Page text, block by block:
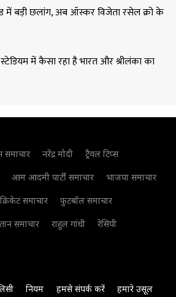
में बड़ी छलांग, अब ऑस्कर विजेता रसेल क्रो के
में कैसा रहा है भारत और श्रीलंका का
समाचार नरेंद्र मोदी
ट्रैवल टिप्स
आम आदमी पार्टी समाचार
भाजपा समाचार
क्रिकेट समाचार
फुटबॉल समाचार
समाचार राहुल गांधी
रेसिपी
नियम हमसे संपर्क करें हमारे उसूल